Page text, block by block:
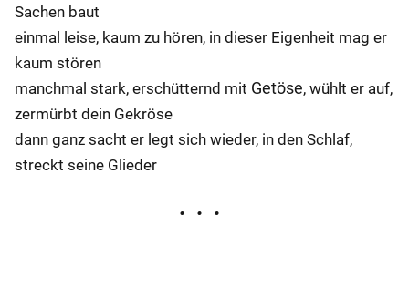
Sachen baut
einmal leise, kaum zu hören, in dieser Eigenheit mag er
kaum stören
manchmal stark, erschütternd mit Getöse, wühlt er auf,
zermürbt dein Gekröse
dann ganz sacht er legt sich wieder, in den Schlaf,
streckt seine Glieder